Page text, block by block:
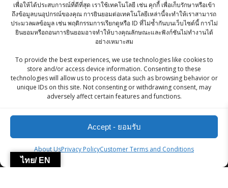
เพื่อให้ได้ประสบการณ์ที่ดีที่สุด เราใช้เทคโนโลยี เช่น คุกกี้ เพื่อเก็บรักษาหรือเข้า
ถึงข้อมูลบนอุปกรณ์ของคุณ การยินยอมต่อเทคโนโลยีเหล่านี้จะทำให้เราสามารถ
ประมวลผลข้อมูล เช่น พฤติกรรมการเรียกดูหรือ ID ที่ไม่ซ้ำกันบนเว็บไซต์นี้ การไม่
ยินยอมหรือถอนการยินยอมอาจทำให้บางคุณลักษณะและฟังก์ชันไม่ทำงานได้
อย่างเหมาะสม
To provide the best experiences, we use technologies like cookies to
store and/or access device information. Consenting to these
technologies will allow us to process data such as browsing behavior or
unique IDs on this site. Not consenting or withdrawing consent, may
adversely affect certain features and functions.
Accept - ยอมรับ
About UsPrivacy PolicyCustomer Terms and Conditions
฿65.00 Original
price
was:
฿65.00.
฿60.00Current
price
is:
฿60.00.
Simax Hair Fixture Pink Cream 500g
260.00
Rajdhani Atta 2 kg
฿110.00
ZingStreet Co.,Ltd
ไทย/ EN